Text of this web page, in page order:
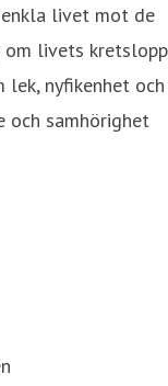
livet mot de
livets kretslopp
nyfikenhet och
och samhörighet